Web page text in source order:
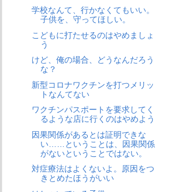
学校なんて、行かなくてもいい。
子供を、守ってほしい。
こどもに打たせるのはやめましょ
う
けど、俺の場合、どうなんだろう
な？
新型コロナワクチンを打つメリッ
トなんてない
ワクチンパスポートを要求してく
るような店に行くのはやめよう
因果関係があるとは証明できな
い……ということは、因果関係
がないということではない。
対症療法はよくないよ。原因をつ
きとめたほうがいい